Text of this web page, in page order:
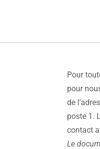
Pour
pour
de
poste 1.
contact
Le